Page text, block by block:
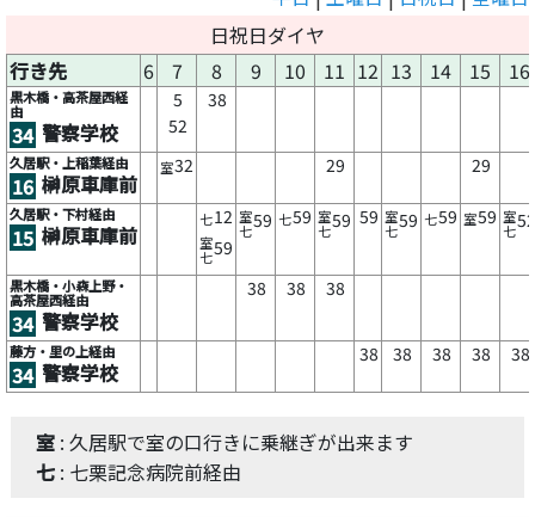
日祝日ダイヤ
行き先
6 7 8 9 10 11 12 13 14 15 16
黒木橋・高茶屋西経
由
34 警察学校
5
52
38
久居駅・上稲葉経由
16 榊原車庫前
室32 29 29
久居駅・下村経由
15 榊原車庫前
七12
室
七59
室
七59 七59 室
七59 59 室
七59 七59 室59 室
七52
黒木橋・小森上野・
高茶屋西経由
34 警察学校
38 38 38
藤方・里の上経由
34 警察学校
38 38 38 38 38
室 : 久居駅で室の口行きに乗継ぎが出来ます
七 : 七栗記念病院前経由